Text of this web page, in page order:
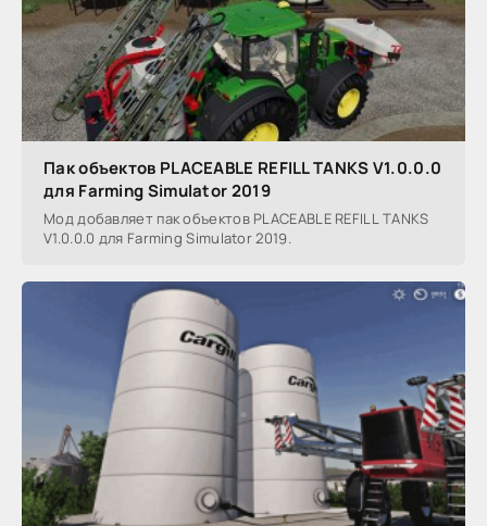
Пак объектов PLACEABLE REFILL TANKS V1.0.0.0
для Farming Simulator 2019
Мод добавляет пак объектов PLACEABLE REFILL TANKS
V1.0.0.0 для Farming Simulator 2019.